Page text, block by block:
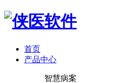
首页
产品中心
智慧病案